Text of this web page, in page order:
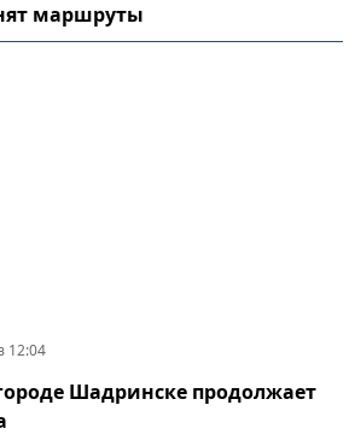
маршруты
12:04
Шадринске продолжает